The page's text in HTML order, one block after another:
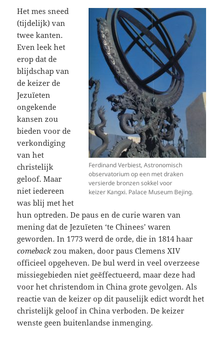
Ferdinand Verbiest, Astronomisch
observatorium op een met draken
versierde bronzen sokkel voor
keizer Kangxi. Palace Museum Bejing.
Het mes sneed
(tijdelijk) van
twee kanten.
Even leek het
erop dat de
blijdschap van
de keizer de
Jezuïeten
ongekende
kansen zou
bieden voor de
verkondiging
van het
christelijk
geloof. Maar
niet iedereen
was blij met het
hun optreden. De paus en de curie waren van
mening dat de Jezuïeten ‘te Chinees’ waren
geworden. In 1773 werd de orde, die in 1814 haar
comeback zou maken, door paus Clemens XIV
officieel opgeheven. De bul werd in veel overzeese
missiegebieden niet geëffectueerd, maar deze had
voor het christendom in China grote gevolgen. Als
reactie van de keizer op dit pauselijk edict wordt het
christelijk geloof in China verboden. De keizer
wenste geen buitenlandse inmenging.